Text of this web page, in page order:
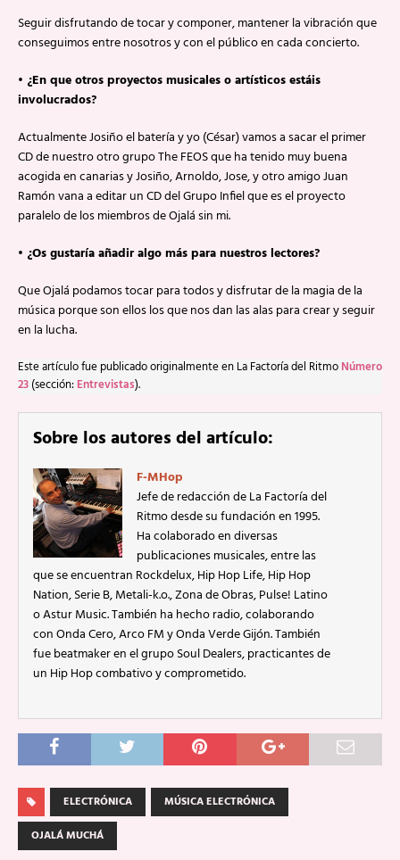
Seguir disfrutando de tocar y componer, mantener la vibración que
conseguimos entre nosotros y con el público en cada concierto.
• ¿En que otros proyectos musicales o artísticos estáis
involucrados?
Actualmente Josiño el batería y yo (César) vamos a sacar el primer
CD de nuestro otro grupo The FEOS que ha tenido muy buena
acogida en canarias y Josiño, Arnoldo, Jose, y otro amigo Juan
Ramón vana a editar un CD del Grupo Infiel que es el proyecto
paralelo de los miembros de Ojalá sin mi.
• ¿Os gustaría añadir algo más para nuestros lectores?
Que Ojalá podamos tocar para todos y disfrutar de la magia de la
música porque son ellos los que nos dan las alas para crear y seguir
en la lucha.
Este artículo fue publicado originalmente en La Factoría del Ritmo Número
23 (sección: Entrevistas).
Sobre los autores del artículo:
F-MHop
Jefe de redacción de La Factoría del
Ritmo desde su fundación en 1995.
Ha colaborado en diversas
publicaciones musicales, entre las
que se encuentran Rockdelux, Hip Hop Life, Hip Hop
Nation, Serie B, Metali-k.o., Zona de Obras, Pulse! Latino
o Astur Music. También ha hecho radio, colaborando
con Onda Cero, Arco FM y Onda Verde Gijón. También
fue beatmaker en el grupo Soul Dealers, practicantes de
un Hip Hop combativo y comprometido.
ELECTRÓNICA
MÚSICA ELECTRÓNICA
OJALÁ MUCHÁ